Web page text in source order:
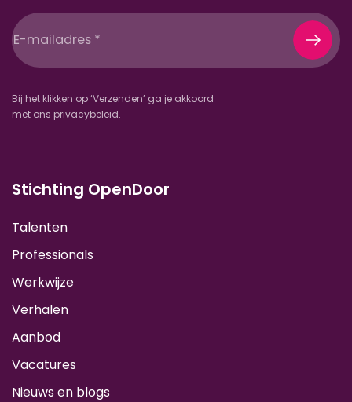
E-
mailadres
Bij het klikken op ‘Verzenden’ ga je akkoord
met ons privacybeleid.
Stichting OpenDoor
Talenten
Professionals
Werkwijze
Verhalen
Aanbod
Vacatures
Nieuws en blogs